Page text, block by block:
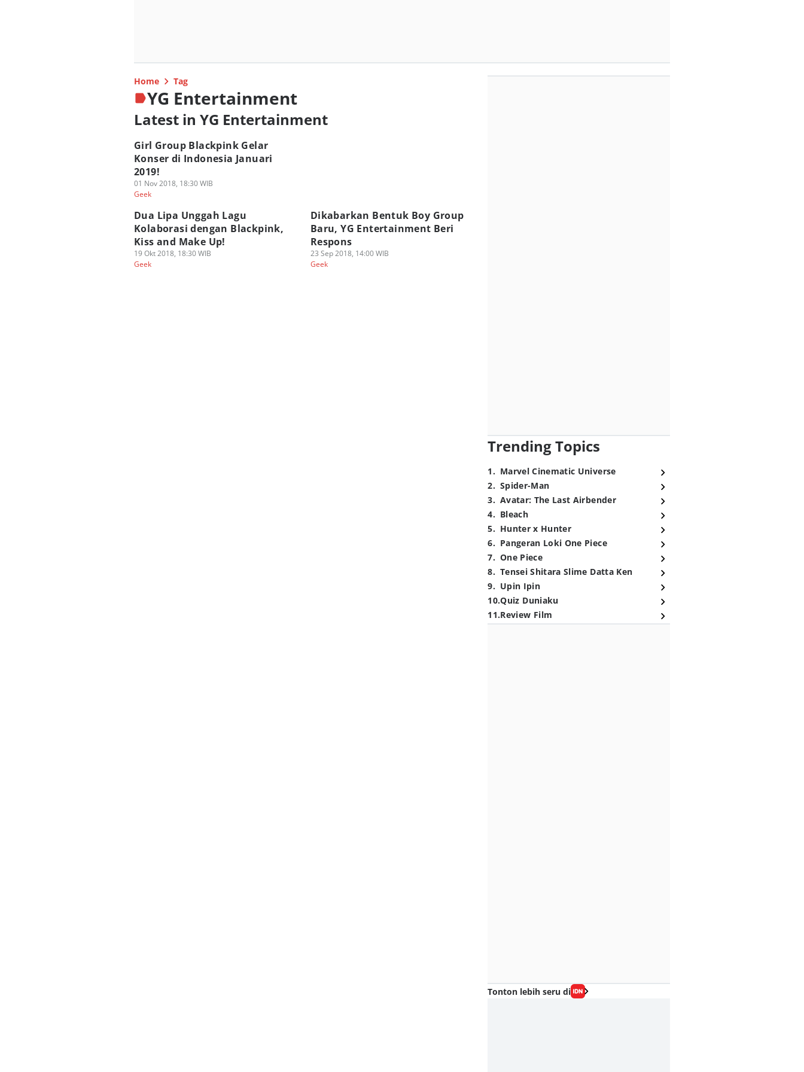
Home Tag
YG Entertainment
Latest in YG Entertainment
Girl Group Blackpink Gelar
Konser di Indonesia Januari
2019!
01 Nov 2018, 18:30 WIB
Geek
Dua Lipa Unggah Lagu
Kolaborasi dengan Blackpink,
Kiss and Make Up!
19 Okt 2018, 18:30 WIB
Geek
Dikabarkan Bentuk Boy Group
Baru, YG Entertainment Beri
Respons
23 Sep 2018, 14:00 WIB
Geek
Trending Topics
1. Marvel Cinematic Universe
2. Spider-Man
3. Avatar: The Last Airbender
4. Bleach
5. Hunter x Hunter
6. Pangeran Loki One Piece
7. One Piece
8. Tensei Shitara Slime Datta Ken
9. Upin Ipin
10.Quiz Duniaku
11.Review Film
Tonton lebih seru di